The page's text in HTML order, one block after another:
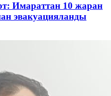
Имараттан 10 жаран
эвакуацияланды